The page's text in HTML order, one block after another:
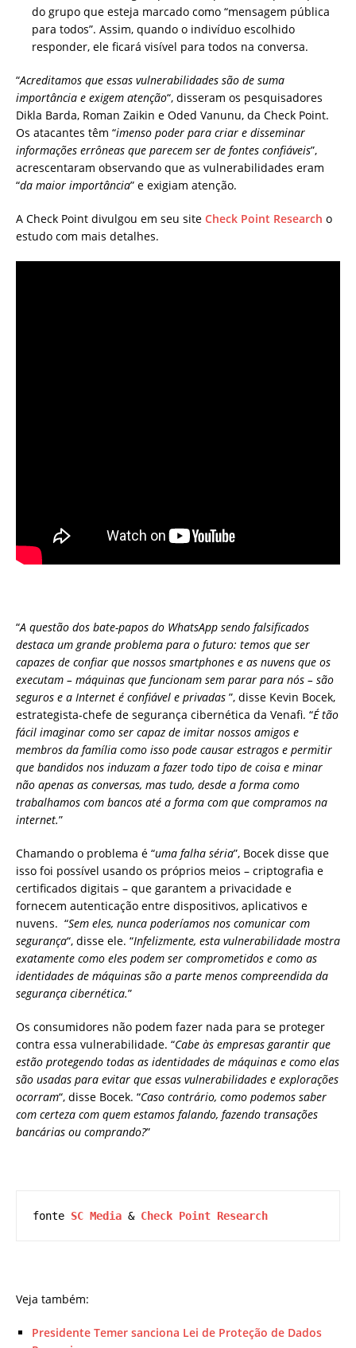
do grupo que esteja marcado como “mensagem pública
para todos”. Assim, quando o indivíduo escolhido
responder, ele ficará visível para todos na conversa.
“Acreditamos que essas vulnerabilidades são de suma
importância e exigem atenção“, disseram os pesquisadores
Dikla Barda, Roman Zaikin e Oded Vanunu, da Check Point.
Os atacantes têm “imenso poder para criar e disseminar
informações errôneas que parecem ser de fontes confiáveis”,
acrescentaram observando que as vulnerabilidades eram
“da maior importância” e exigiam atenção.
A Check Point divulgou em seu site Check Point Research o
estudo com mais detalhes.
“A questão dos bate-papos do WhatsApp sendo falsificados
destaca um grande problema para o futuro: temos que ser
capazes de confiar que nossos smartphones e as nuvens que os
executam – máquinas que funcionam sem parar para nós – são
seguros e a Internet é confiável ​​e privadas ”, disse Kevin Bocek,
estrategista-chefe de segurança cibernética da Venafi. “É tão
fácil imaginar como ser capaz de imitar nossos amigos e
membros da família como isso pode causar estragos e permitir
que bandidos nos induzam a fazer todo tipo de coisa e minar
não apenas as conversas, mas tudo, desde a forma como
trabalhamos com bancos até a forma com que compramos na
internet.”
Chamando o problema é “uma falha séria”, Bocek disse que
isso foi possível usando os próprios meios – criptografia e
certificados digitais – que garantem a privacidade e
fornecem autenticação entre dispositivos, aplicativos e
nuvens. “Sem eles, nunca poderíamos nos comunicar com
segurança“, disse ele. “Infelizmente, esta vulnerabilidade mostra
exatamente como eles podem ser comprometidos ​​e como as
identidades de máquinas são a parte menos compreendida da
segurança cibernética.”
Os consumidores não podem fazer nada para se proteger
contra essa vulnerabilidade. “Cabe às empresas garantir que
estão protegendo todas as identidades de máquinas e como elas
são usadas para evitar que essas vulnerabilidades e explorações
ocorram“, disse Bocek. “Caso contrário, como podemos saber
com certeza com quem estamos falando, fazendo transações
bancárias ou comprando?”
fonte SC Media & Check Point Research
Veja também:
Presidente Temer sanciona Lei de Proteção de Dados